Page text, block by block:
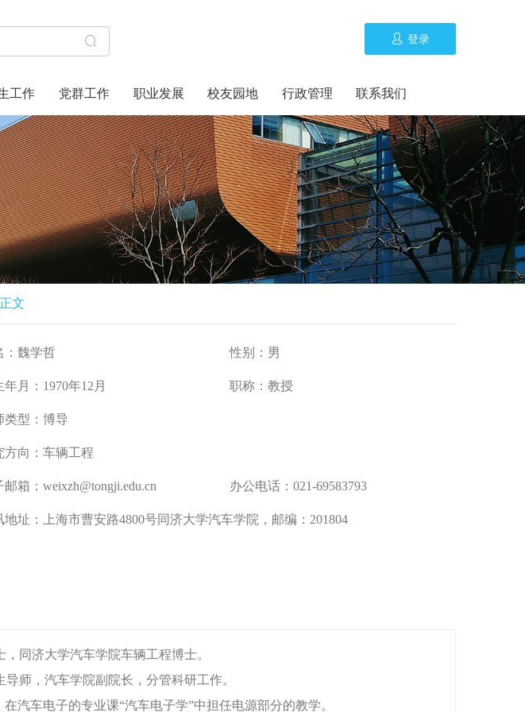
登录
工作 党群工作 职业发展 校友园地 行政管理 联系我们
正文
魏学哲 性别： 男
年月： 1970年12月 职称： 教授
类型： 博导
方向： 车辆工程
邮箱： weixzh@tongji.edu.cn 办公电话： 021-69583793
地址： 上海市曹安路4800号同济大学汽车学院，邮编：201804
同济大学汽车学院车辆工程博士。
师，汽车学院副院长，分管科研工作。
汽车电子的专业课“汽车电子学”中担任电源部分的教学。